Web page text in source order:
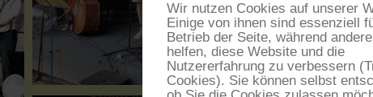
Wir nutzen Cookies auf unserer
Einige von ihnen sind essenziell
Betrieb der Seite, während
helfen, diese Website und die
Nutzererfahrung zu verbessern
Cookies). Sie können selbst